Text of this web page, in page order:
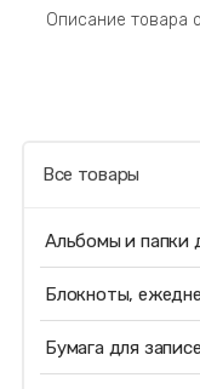
Описание товара
Все товары
Альбомы и папки
Блокноты,
Бумага для